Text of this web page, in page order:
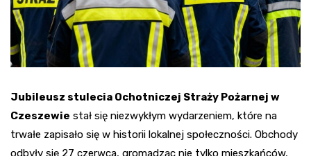
Jubileusz stulecia Ochotniczej Straży Pożarnej w
Czeszewie stał się niezwykłym wydarzeniem, które na
trwałe zapisało się w historii lokalnej społeczności. Obchody
odbyły się 27 czerwca, gromadząc nie tylko mieszkańców,